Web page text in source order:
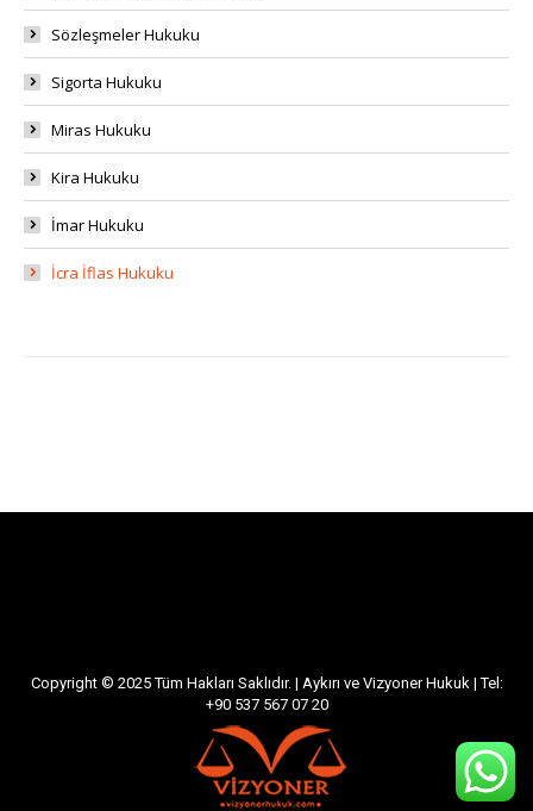
Sözleşmeler Hukuku
Sigorta Hukuku
Miras Hukuku
Kira Hukuku
İmar Hukuku
İcra İflas Hukuku
Copyright © 2025 Tüm Hakları Saklıdır. | Aykırı ve Vizyoner Hukuk | Tel:
+90 537 567 07 20